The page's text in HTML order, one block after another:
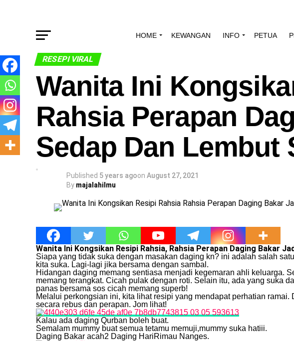
HOME KEWANGAN INFO PETUA
RESEPI VIRAL
Wanita Ini
Rahsia Perapan
Sedap Dan Lembut
Published 5 years agoon August 27, 2021
By majalahilmu
Wanita Ini Kongsikan Resipi Rahsia, Rahsia Perapan Daging Bakar
Siapa yang tidak suka dengan masakan daging kn? ini adalah salah
kita suka. Lagi-lagi jika bersama dengan sambal.
Hidangan daging memang sentiasa menjadi kegemaran ahli keluarga.
memang terangkat. Cicah pulak dengan roti. Selain itu, ada yang suka
panas bersama sos cicah memang superb!
Melalui perkongsian ini, kita lihat resipi yang mendapat perhatian
secara rebus dan perapan. Jom lihat!
Kalau ada daging Qurban boleh buat.
Semalam mummy buat semua tetamu memuji,mummy suka hatiii.
Daging Bakar acah2 Daging HariRimau Nanges.